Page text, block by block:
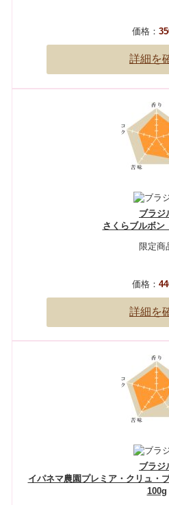
価格：
詳細を
ブラジ
さくらブルボ
限定商
価格：
詳細を
ブラジ
イパネマ農園プレミア・クリュ
100g